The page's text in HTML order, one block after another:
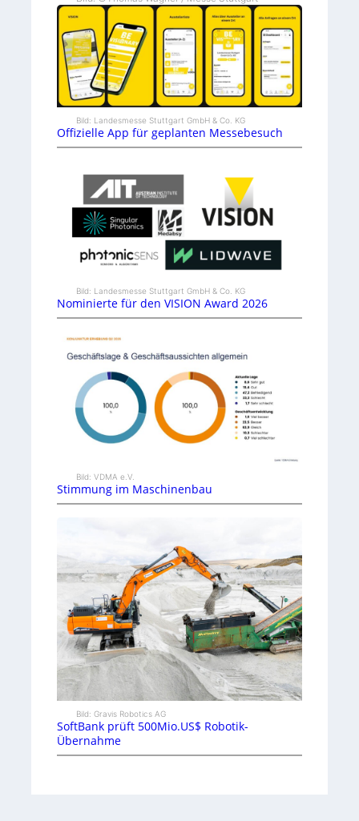
Bild: Landesmesse Stuttgart GmbH & Co. KG
Offizielle App für geplanten Messebesuch
Bild: Landesmesse Stuttgart GmbH & Co. KG
Nominierte für den VISION Award 2026
Bild: VDMA e.V.
Stimmung im Maschinenbau
Bild: Gravis Robotics AG
SoftBank prüft 500Mio.US$ Robotik-
Übernahme